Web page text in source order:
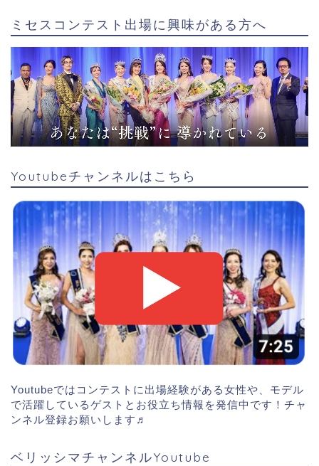
ミセスコンテスト出場に興味がある方へ
Youtubeチャンネルはこちら
Youtubeではコンテストに出場経験がある女性や、モデル
で活躍しているゲストとお役立ち情報を発信中です！チャ
ンネル登録お願いします♬
ベリッシマチャンネルYoutube